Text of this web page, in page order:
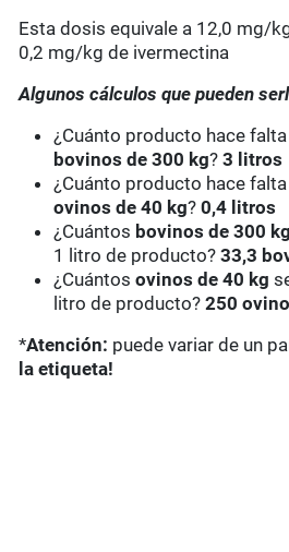
Esta dosis equivale a 12,0 mg/
0,2 mg/kg de ivermectina
Algunos cálculos que pueden
¿Cuánto producto hace
bovinos de 300 kg?3 litros
¿Cuánto producto hace
ovinos de 40 kg?0,4 litros
¿Cuántos bovinos de 300 kg
1 litro de producto?33,3
¿Cuántosovinos de 40 kg
litro de producto?250
*Atención: puede variar de un
la etiqueta!